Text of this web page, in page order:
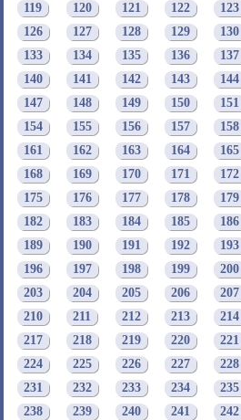
119
120 121 122 123
126
127 128 129 130
133
134 135 136 137
140
141 142 143 144
147
148 149 150 151
154
155 156 157 158
161
162 163 164 165
168
169 170 171 172
175
176 177 178 179
182
183 184 185 186
189
190 191 192 193
196
197 198 199 200
203
204 205 206 207
210
211 212 213 214
217
218 219 220 221
224
225 226 227 228
231
232 233 234 235
238
239 240 241 242